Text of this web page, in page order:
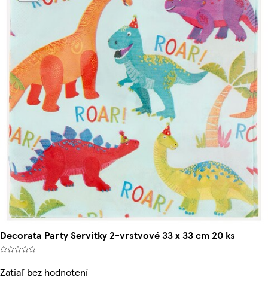
Decorata Party Servítky 2-vrstvové 33 x 33 cm 20 ks
Zatiaľ bez hodnotení